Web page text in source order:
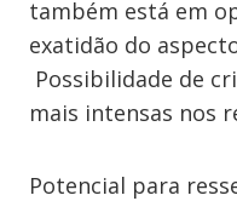
também está em
exatidão do
Possibilidade de
mais intensas nos
Potencial para